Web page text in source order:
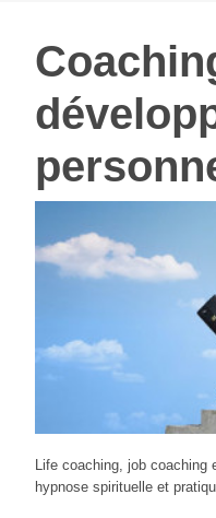
Life coaching, job coaching
hypnose spirituelle et